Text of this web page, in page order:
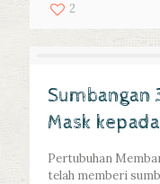
2
Sumbangan
Mask
Pertubuhan
telah memberi